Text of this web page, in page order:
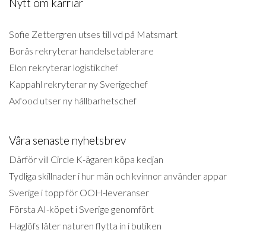
Nytt om karriär
Sofie Zettergren utses till vd på Matsmart
Borås rekryterar handelsetablerare
Elon rekryterar logistikchef
Kappahl rekryterar ny Sverigechef
Axfood utser ny hållbarhetschef
Våra senaste nyhetsbrev
Därför vill Circle K-ägaren köpa kedjan
Tydliga skillnader i hur män och kvinnor använder appar
Sverige i topp för OOH-leveranser
Första AI-köpet i Sverige genomfört
Haglöfs låter naturen flytta in i butiken